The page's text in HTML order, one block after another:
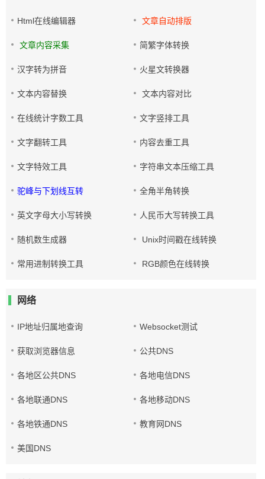
Html在线编辑器 文章自动排版
文章内容采集 简繁字体转换
汉字转为拼音 火星文转换器
文本内容替换 文本内容对比
在线统计字数工具 文字竖排工具
文字翻转工具 内容去重工具
文字特效工具 字符串文本压缩工具
驼峰与下划线互转 全角半角转换
英文字母大小写转换 人民币大写转换工具
随机数生成器 Unix时间戳在线转换
常用进制转换工具 RGB颜色在线转换
网络
IP地址归属地查询 Websocket测试
获取浏览器信息 公共DNS
各地区公共DNS 各地电信DNS
各地联通DNS 各地移动DNS
各地铁通DNS 教育网DNS
美国DNS